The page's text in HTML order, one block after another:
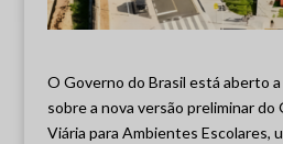
O Governo do Brasil está aberto
sobre a nova versão preliminar do
Viária para Ambientes Escolares,